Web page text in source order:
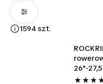
1594 szt.
26"-